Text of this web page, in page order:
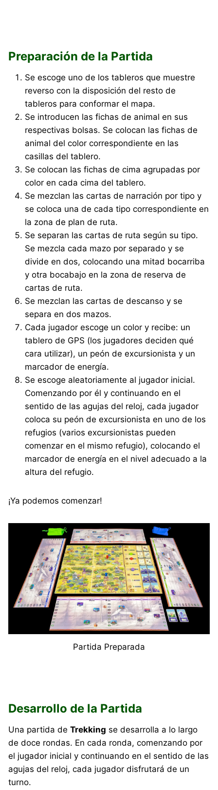
Preparación de la Partida
Se escoge uno de los tableros que muestre
reverso con la disposición del resto de
tableros para conformar el mapa.
Se introducen las fichas de animal en sus
respectivas bolsas. Se colocan las fichas de
animal del color correspondiente en las
casillas del tablero.
Se colocan las fichas de cima agrupadas por
color en cada cima del tablero.
Se mezclan las cartas de narración por tipo y
se coloca una de cada tipo correspondiente en
la zona de plan de ruta.
Se separan las cartas de ruta según su tipo.
Se mezcla cada mazo por separado y se
divide en dos, colocando una mitad bocarriba
y otra bocabajo en la zona de reserva de
cartas de ruta.
Se mezclan las cartas de descanso y se
separa en dos mazos.
Cada jugador escoge un color y recibe: un
tablero de GPS (los jugadores deciden qué
cara utilizar), un peón de excursionista y un
marcador de energía.
Se escoge aleatoriamente al jugador inicial.
Comenzando por él y continuando en el
sentido de las agujas del reloj, cada jugador
coloca su peón de excursionista en uno de los
refugios (varios excursionistas pueden
comenzar en el mismo refugio), colocando el
marcador de energía en el nivel adecuado a la
altura del refugio.
¡Ya podemos comenzar!
Partida Preparada
Desarrollo de la Partida
Una partida deTrekking se desarrolla a lo largo
de doce rondas. En cada ronda, comenzando por
el jugador inicial y continuando en el sentido de las
agujas del reloj, cada jugador disfrutará de un
turno.